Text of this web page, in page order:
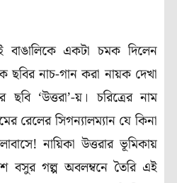
বাঙালিকে একটা চমক দিলেন
ছবির নাচ-গান করা নায়ক দেখা
ছবি ‘উত্তরা’-য়। চরিত্রের নাম
রেলের সিগন্যালম্যান যে কিনা
নায়িকা উত্তরার ভূমিকায়
বসুর গল্প অবলম্বনে তৈরি এই